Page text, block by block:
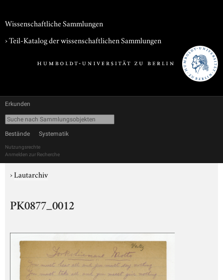
Wissenschaftliche Sammlungen
› Teil-Katalog der wissenschaftlichen Sammlungen
Erkunden
Bestände Systematik
Nutzungsrechte
Anmelden zur Recherche
›Lautarchiv
PK0877_0012